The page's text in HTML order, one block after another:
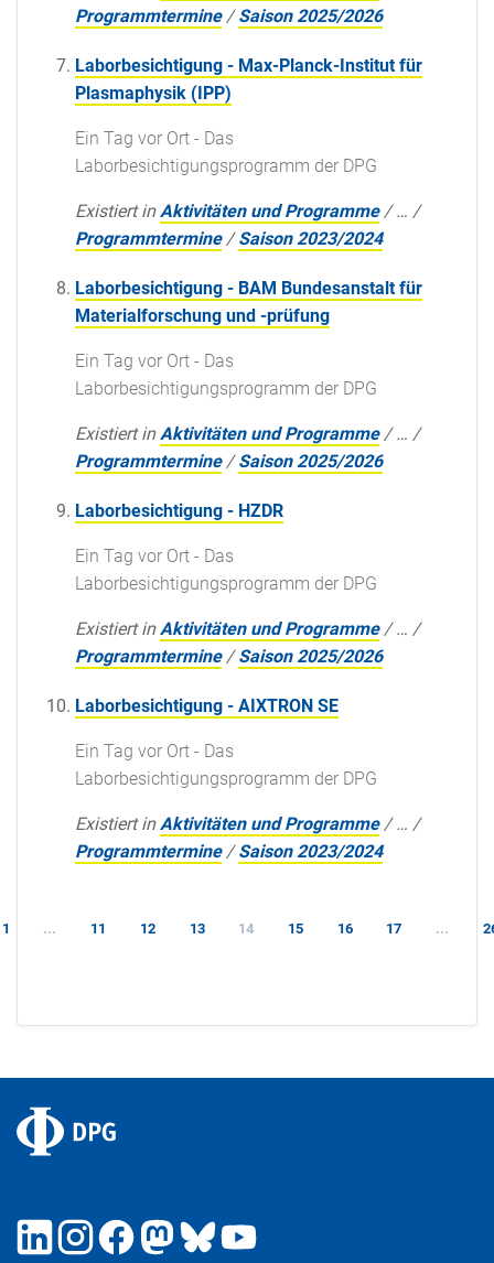
Programmtermine /Saison 2025/2026
Laborbesichtigung - Max-Planck-Institut für
Plasmaphysik (IPP)
Ein Tag vor Ort - Das
Laborbesichtigungsprogramm der DPG
Existiert in Aktivitäten und Programme /… /
Programmtermine /Saison 2023/2024
Laborbesichtigung - BAM Bundesanstalt für
Materialforschung und -prüfung
Ein Tag vor Ort - Das
Laborbesichtigungsprogramm der DPG
Existiert in Aktivitäten und Programme /… /
Programmtermine /Saison 2025/2026
Laborbesichtigung - HZDR
Ein Tag vor Ort - Das
Laborbesichtigungsprogramm der DPG
Existiert in Aktivitäten und Programme /… /
Programmtermine /Saison 2025/2026
Laborbesichtigung - AIXTRON SE
Ein Tag vor Ort - Das
Laborbesichtigungsprogramm der DPG
Existiert in Aktivitäten und Programme /… /
Programmtermine /Saison 2023/2024
1 ... 11 12 13 14 15 16 17 ...